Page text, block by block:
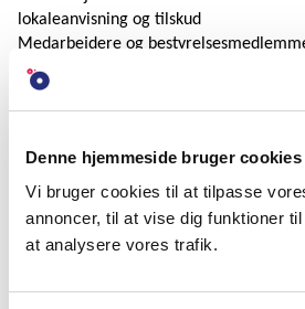
Denne hjemmeside bruger cookies
Vi bruger cookies til at tilpasse
annoncer, til at vise dig funktioner
at analysere vores trafik.
lokaleanvisning og tilskud
Medarbejdere og
aftenskoler/voksenundervisning
Medarbejdere og
spejdersamvirker, korps, kulturelle
Tid:1. april 2025, klokken 10-15.
Sted: